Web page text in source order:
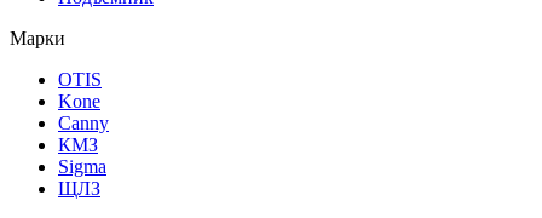
Марки
OTIS
Kone
Canny
КМЗ
Sigma
ЩЛЗ